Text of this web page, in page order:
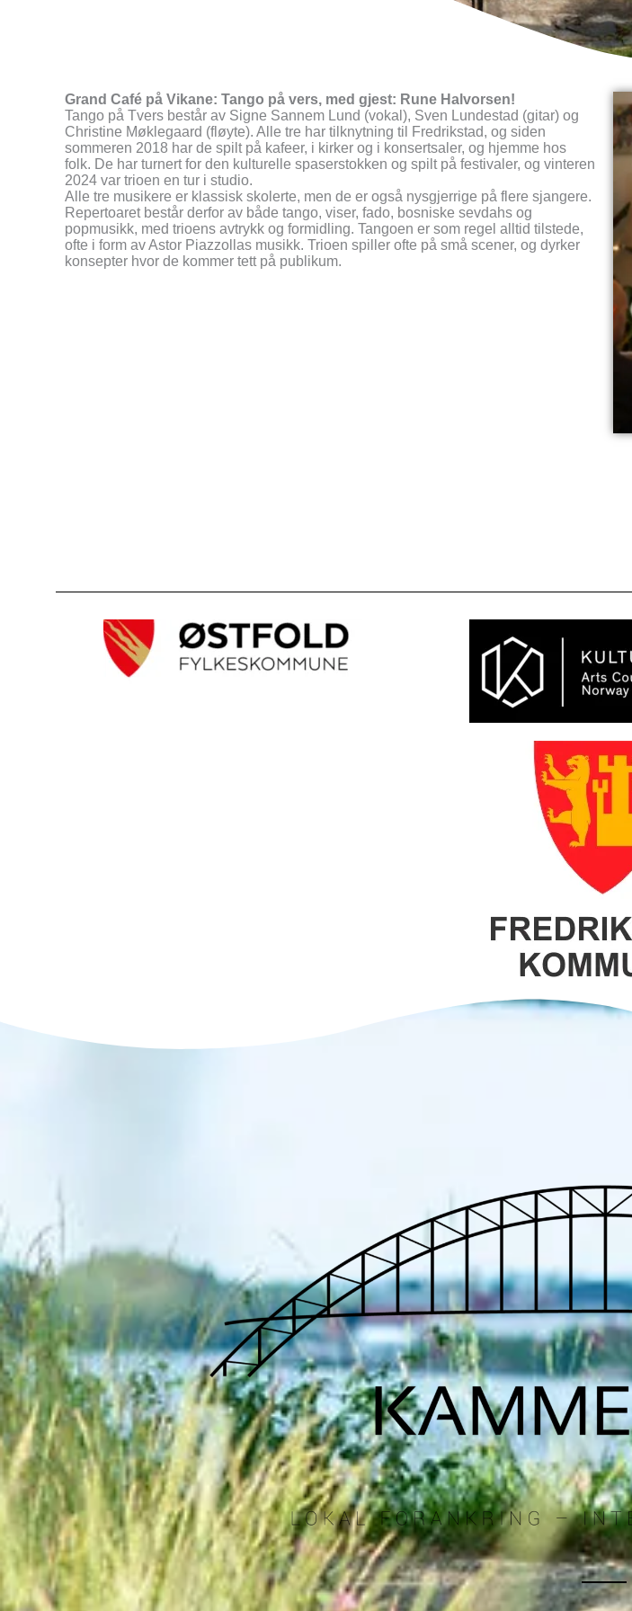
Grand Café på Vikane: Tango på vers, med gjest: Rune Halvorsen!
Tango på Tvers består av Signe Sannem Lund (vokal), Sven Lundestad (gitar) og
Christine Møklegaard (fløyte). Alle tre har tilknytning til Fredrikstad, og siden
sommeren 2018 har de spilt på kafeer, i kirker og i konsertsaler, og hjemme hos
folk. De har turnert for den kulturelle spaserstokken og spilt på festivaler, og vinteren
2024 var trioen en tur i studio.
Alle tre musikere er klassisk skolerte, men de er også nysgjerrige på flere sjangere.
Repertoaret består derfor av både tango, viser, fado, bosniske sevdahs og
popmusikk, med trioens avtrykk og formidling. Tangoen er som regel alltid tilstede,
ofte i form av Astor Piazzollas musikk. Trioen spiller ofte på små scener, og dyrker
konsepter hvor de kommer tett på publikum.